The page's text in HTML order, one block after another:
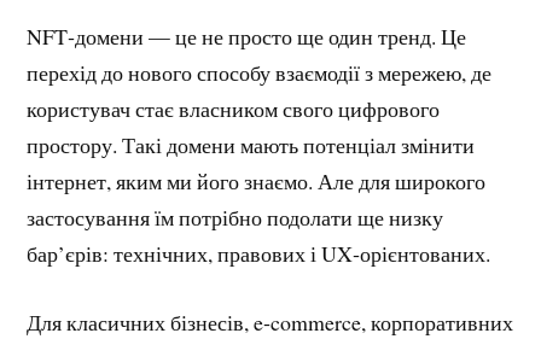
NFT‑домени — це не просто ще один тренд. Це
перехід до нового способу взаємодії з мережею, де
користувач стає власником свого цифрового
простору. Такі домени мають потенціал змінити
інтернет, яким ми його знаємо. Але для широкого
застосування їм потрібно подолати ще низку
бар’єрів: технічних, правових і UX‑орієнтованих.
Для класичних бізнесів, e‑commerce, корпоративних